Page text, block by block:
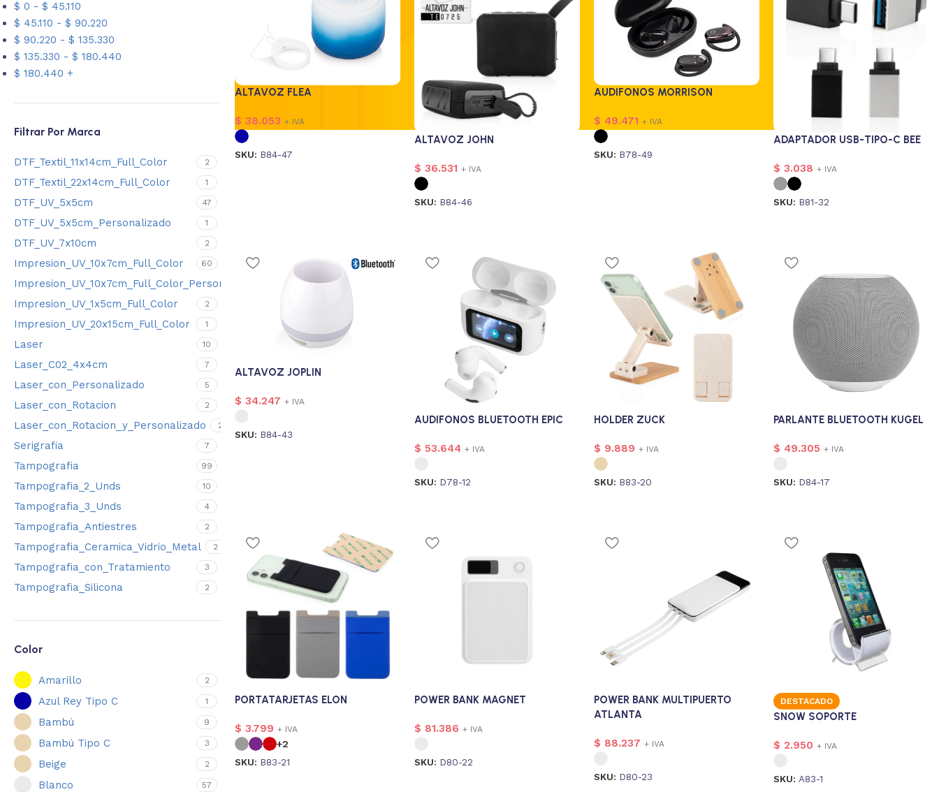
$ 0 - $ 45.110
$ 45.110 - $ 90.220
$ 90.220 - $ 135.330
$ 135.330 - $ 180.440
$ 180.440 +
Filtrar Por Marca
DTF_Textil_11x14cm_Full_Color 2
DTF_Textil_22x14cm_Full_Color 1
DTF_UV_5x5cm 47
DTF_UV_5x5cm_Personalizado 1
DTF_UV_7x10cm 2
Impresion_UV_10x7cm_Full_Color 60
Impresion_UV_10x7cm_Full_Color_Personalizado
Impresion_UV_1x5cm_Full_Color 2
Impresion_UV_20x15cm_Full_Color 1
Laser 10
Laser_C02_4x4cm 7
Laser_con_Personalizado 5
Laser_con_Rotacion 2
Laser_con_Rotacion_y_Personalizado 2
Serigrafia 7
Tampografia 99
Tampografia_2_Unds 10
Tampografia_3_Unds 4
Tampografia_Antiestres 2
Tampografia_Ceramica_Vidrio_Metal 2
Tampografia_con_Tratamiento 3
Tampografia_Silicona 2
Color
Amarillo 2
Azul Rey Tipo C 1
Bambú 9
Bambú Tipo C 3
Beige 2
Blanco 57
ALTAVOZ FLEA
$ 38.053 + IVA
SKU: B84-47
ALTAVOZ JOHN
$ 36.531 + IVA
SKU: B84-46
AUDIFONOS MORRISON
$ 49.471 + IVA
SKU: B78-49
ADAPTADOR USB-TIPO-C BEE
$ 3.038 + IVA
SKU: B81-32
ALTAVOZ JOPLIN
$ 34.247 + IVA
SKU: B84-43
AUDIFONOS BLUETOOTH EPIC
$ 53.644 + IVA
SKU: D78-12
HOLDER ZUCK
$ 9.889 + IVA
SKU: B83-20
PARLANTE BLUETOOTH KUGEL
$ 49.305 + IVA
SKU: D84-17
PORTATARJETAS ELON
$ 3.799 + IVA
+2
SKU: B83-21
POWER BANK MAGNET
$ 81.386 + IVA
SKU: D80-22
POWER BANK MULTIPUERTO
ATLANTA
$ 88.237 + IVA
SKU: D80-23
DESTACADO
SNOW SOPORTE
$ 2.950 + IVA
SKU: A83-1